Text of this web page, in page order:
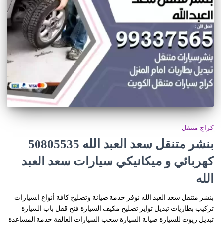
كراج متنقل
كهربائي و ميكانيكي سيارات سعد العبد
الله
بنشر متنقل سعد العبد الله نوفر خدمة صيانة وتصليح كافة أنواع السيارات
تركيب بطاريات تبديل تواير تصليح مكيف السيارة فتح قفل باب السيارة
تبديل زيوت للسيارة صيانة السيارة سحب السيارات العالقة خدمة المساعدة